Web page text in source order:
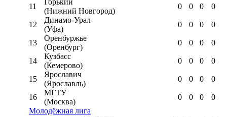
11
Горький
(Нижний Новгород)
0 0 0 0
12
Динамо-Урал
(Уфа)
0 0 0 0
13
Оренбуржье
(Оренбург)
0 0 0 0
14
Кузбасс
(Кемерово)
0 0 0 0
15
Ярославич
(Ярославль)
0 0 0 0
16
МГТУ
(Москва)
0 0 0
0
Молодёжная лига